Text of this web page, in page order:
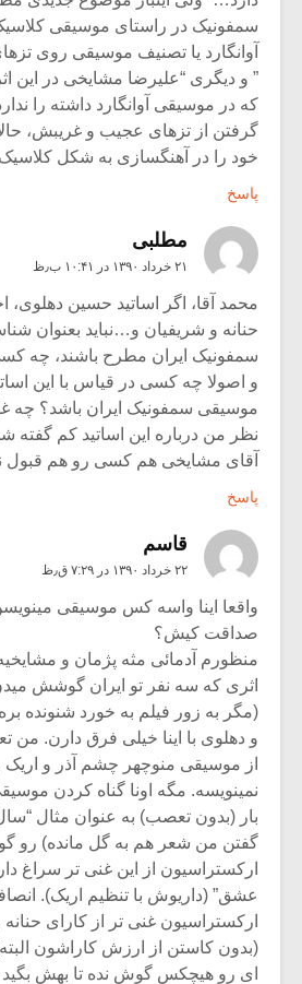
سمفونیک در راستای موسیقی
آوانگارد یا تصنیف موسیقی روی
” و دیگری “علیرضا مشایخی در این
که در موسیقی آوانگارد داشته را
گرفتن از تزهای عجیب و غریبش،
خود را در آهنگسازی به شکل کلاسیک
پاسخ
مطلبی
۲۱ خرداد ۱۳۹۰ در ۱۰:۴۱ ب٫ظ
محمد آقا، اگر اساتید حسین دهلوی،
حنانه و شریفیان و…نباید بعنوان
سمفونیک ایران مطرح باشند، چه
و اصولا چه کسی در قیاس با این
موسیقی سمفونیک ایران باشد؟ چه
نظر من درباره این اساتید کم گفته
آقای مشایخی هم کسی رو هم قبول
پاسخ
قاسم
۲۲ خرداد ۱۳۹۰ در ۷:۲۹ ق٫ظ
واقعا اینا واسه کس موسیقی
صداقت کیش؟
منظورم آدمائی مثه پژمان و
اثری که سه نفر تو ایران گوشش
(مگر به زور فیلم به خورد شنونده
و دهلوی با اینا خیلی فرق دارن.
از موسیقی منوچهر چشم آذر و اریک و
نمینویسه. مگه اونا گناه کردن
گفتن من شعر هم به گل مانده) رو
ارکستراسیون از این غنی تر سراغ
عشق” (داریوش با تنظیم اریک).
ارکستراسیون غنی تر از کارای
(بدون کاستن از ارزش کاراشون
ای رو هیچکس گوش نده تا بهش